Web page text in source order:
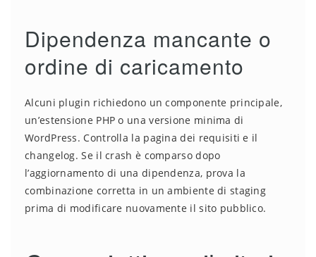
Dipendenza mancante o
ordine di caricamento
Alcuni plugin richiedono un componente principale,
un’estensione PHP o una versione minima di
WordPress. Controlla la pagina dei requisiti e il
changelog. Se il crash è comparso dopo
l’aggiornamento di una dipendenza, prova la
combinazione corretta in un ambiente di staging
prima di modificare nuovamente il sito pubblico.